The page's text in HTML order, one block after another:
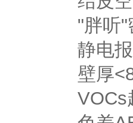
"胖听"
静电
壁厚
VOCs